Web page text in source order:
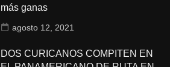
más ganas
agosto 12, 2021
DOS CURICANOS COMPITEN EN